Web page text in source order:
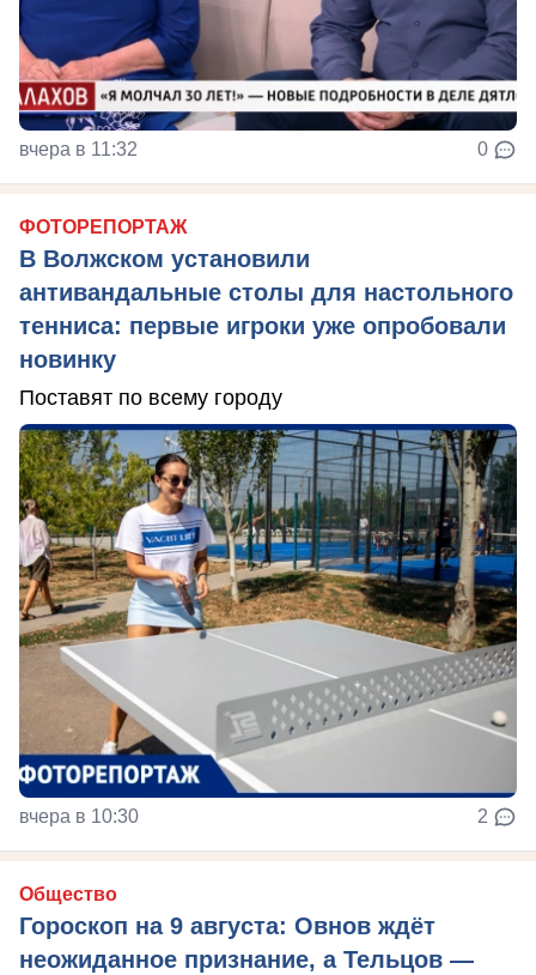
вчера в 11:32 0
ФОТОРЕПОРТАЖ
В Волжском установили
антивандальные столы для настольного
тенниса: первые игроки уже опробовали
новинку
Поставят по всему городу
вчера в 10:30 2
Общество
Гороскоп на 9 августа: Овнов ждёт
неожиданное признание, а Тельцов —